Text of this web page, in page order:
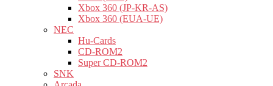
Xbox 360 (JP-KR-AS)
Xbox 360 (EUA-UE)
NEC
Hu-Cards
CD-ROM2
Super CD-ROM2
SNK